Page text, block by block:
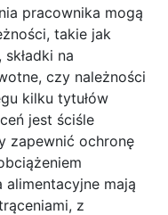
pracownika mogą
takie jak
na
czy należności
kilku tytułów
jest ściśle
zapewnić ochronę
mają
z